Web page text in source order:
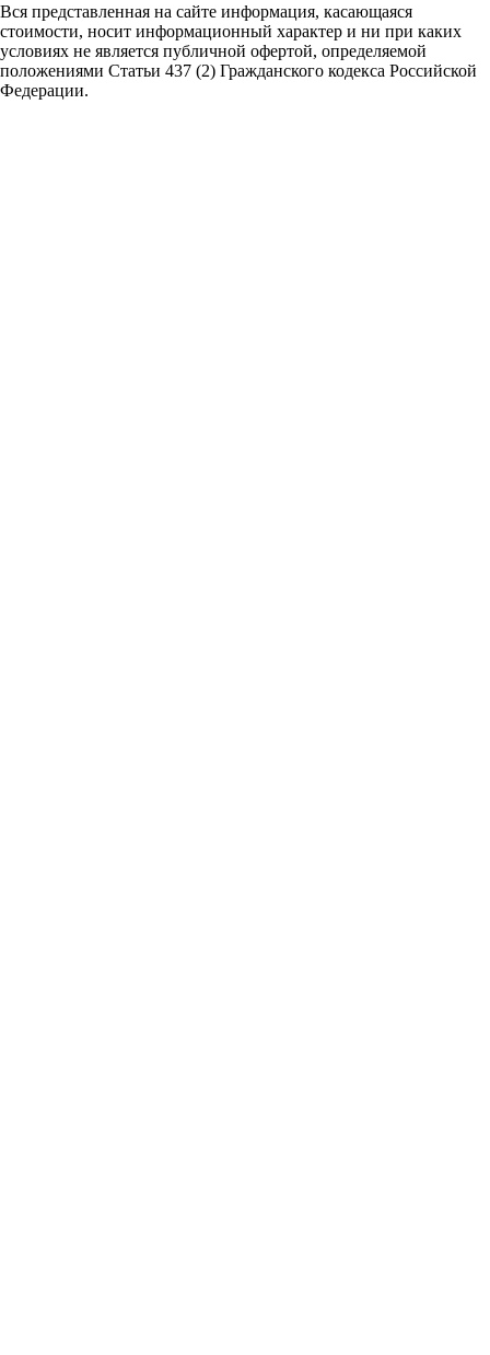
Вся представленная на сайте информация, касающаяся
стоимости, носит информационный характер и ни при каких
условиях не является публичной офертой, определяемой
положениями Статьи 437 (2) Гражданского кодекса Российской
Федерации.